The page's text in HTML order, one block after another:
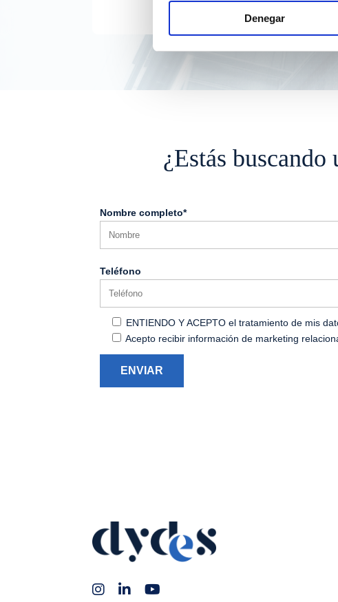
Denegar
¿Estás
Nombre completo*
Teléfono
ENTIENDO Y ACEPTO el tratamiento de mis
Acepto recibir información de marketing